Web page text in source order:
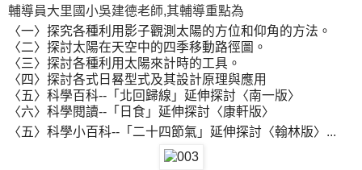
輔導員大里國小吳建德老師,其輔導重點為
〈一〉探究各種利用影子觀測太陽的方位和仰角的方法。
〈二〉探討太陽在天空中的四季移動路徑圖。
〈三〉探討各種利用太陽來計時的工具。
〈四〉探討各式日晷型式及其設計原理與應用
〈五〉科學百科-- 「北回歸線」延伸探討〈南一版〉
〈六〉科學閱讀-- 「日食」延伸探討〈康軒版〉
〈五〉科學小百科-- 「二十四節氣」延伸探討〈翰林版〉 ...